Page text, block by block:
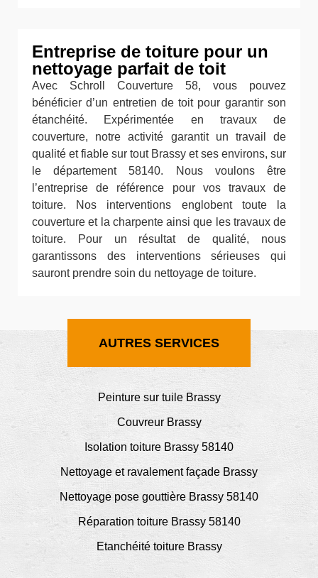
Entreprise de toiture pour un
nettoyage parfait de toit
Avec Schroll Couverture 58, vous pouvez
bénéficier d’un entretien de toit pour garantir son
étanchéité. Expérimentée en travaux de
couverture, notre activité garantit un travail de
qualité et fiable sur tout Brassy et ses environs, sur
le département 58140. Nous voulons être
l’entreprise de référence pour vos travaux de
toiture. Nos interventions englobent toute la
couverture et la charpente ainsi que les travaux de
toiture. Pour un résultat de qualité, nous
garantissons des interventions sérieuses qui
sauront prendre soin du nettoyage de toiture.
AUTRES SERVICES
Peinture sur tuile Brassy
Couvreur Brassy
Isolation toiture Brassy 58140
Nettoyage et ravalement façade Brassy
Nettoyage pose gouttière Brassy 58140
Réparation toiture Brassy 58140
Etanchéité toiture Brassy